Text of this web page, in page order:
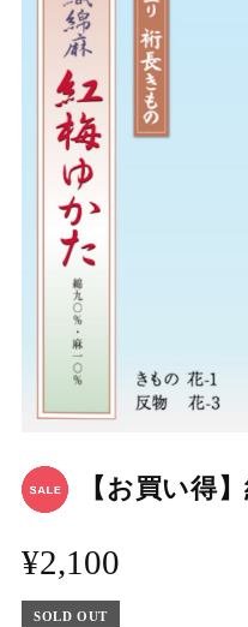
【お買い得
¥2,100
SOLD OUT